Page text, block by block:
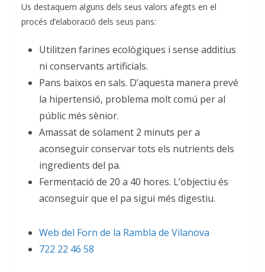
Us destaquem alguns dels seus valors afegits en el
procés d’elaboració dels seus pans:
Utilitzen farines ecològiques i sense additius
ni conservants artificials.
Pans baixos en sals. D’aquesta manera prevé
la hipertensió, problema molt comú per al
públic més sènior.
Amassat de solament 2 minuts per a
aconseguir conservar tots els nutrients dels
ingredients del pa.
Fermentació de 20 a 40 hores. L’objectiu és
aconseguir que el pa sigui més digestiu.
Web del Forn de la Rambla de Vilanova
722 22 46 58